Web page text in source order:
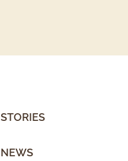
STORIES
NEWS